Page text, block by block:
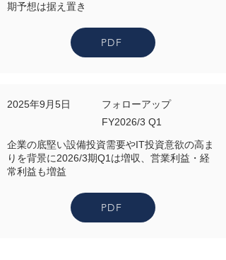
期予想は据え置き
PDF
2025年9月5日
フォローアップ
FY2026/3 Q1
企業の底堅い設備投資需要やIT投資意欲の高ま
りを背景に2026/3期Q1は増収、営業利益・経
常利益も増益
PDF